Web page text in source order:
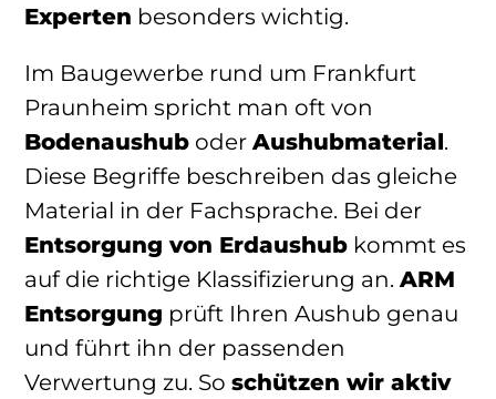
Experten besonders wichtig.
Im Baugewerbe rund um Frankfurt
Praunheim spricht man oft von
Bodenaushub oder Aushubmaterial.
Diese Begriffe beschreiben das gleiche
Material in der Fachsprache. Bei der
Entsorgung von Erdaushub kommt es
auf die richtige Klassifizierung an. ARM
Entsorgung prüft Ihren Aushub genau
und führt ihn der passenden
Verwertung zu. So schützen wir aktiv